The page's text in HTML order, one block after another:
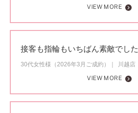
VIEW MORE
接客も指輪もいちばん素敵でした
30代女性様（2026年3月ご成約）
川越店
VIEW MORE